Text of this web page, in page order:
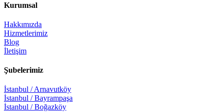
Kurumsal
Hakkımızda
Hizmetlerimiz
Blog
İletişim
Şubelerimiz
İstanbul / Arnavutköy
İstanbul / Bayrampaşa
İstanbul / Boğazköy